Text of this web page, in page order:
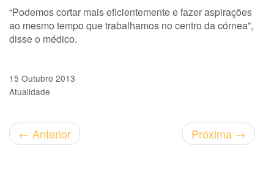
“Podemos cortar mais eficientemente e fazer aspirações
ao mesmo tempo que trabalhamos no centro da córnea”,
disse o médico.
15 Outubro 2013
Atualidade
← Anterior Próxima →